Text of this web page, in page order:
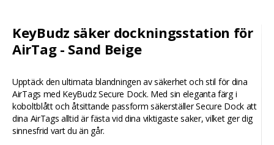
KeyBudz säker dockningsstation för
AirTag - Sand Beige
Upptäck den ultimata blandningen av säkerhet och stil för dina
AirTags med KeyBudz Secure Dock. Med sin eleganta färg i
koboltblått och åtsittande passform säkerställer Secure Dock att
dina AirTags alltid är fästa vid dina viktigaste saker, vilket ger dig
sinnesfrid vart du än går.